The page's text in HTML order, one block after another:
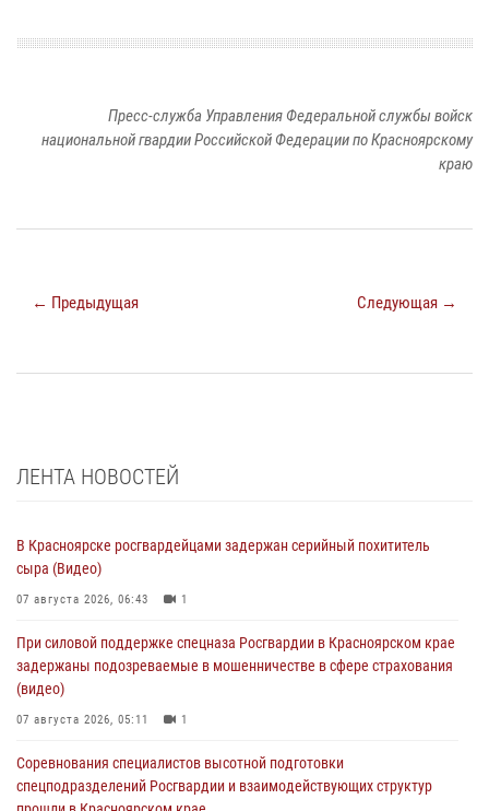
Пресс-служба Управления Федеральной службы войск
национальной гвардии Российской Федерации по Красноярскому
краю
← Предыдущая Следующая →
ЛЕНТА НОВОСТЕЙ
В Красноярске росгвардейцами задержан серийный похититель
сыра (Видео)
07 августа 2026, 06:43 1
При силовой поддержке спецназа Росгвардии в Красноярском крае
задержаны подозреваемые в мошенничестве в сфере страхования
(видео)
07 августа 2026, 05:11 1
Соревнования специалистов высотной подготовки
спецподразделений Росгвардии и взаимодействующих структур